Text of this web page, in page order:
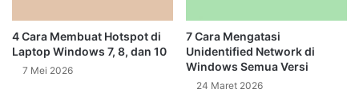
4 Cara Membuat Hotspot di
Laptop Windows 7, 8, dan 10
7 Mei 2026
7 Cara Mengatasi
Unidentified Network di
Windows Semua Versi
24 Maret 2026